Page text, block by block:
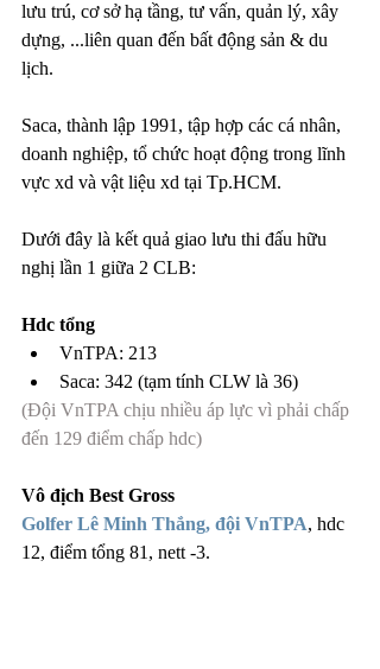
lưu trú, cơ sở hạ tầng, tư vấn, quản lý, xây
dựng, ...liên quan đến bất động sản & du
lịch.
Saca, thành lập 1991, tập hợp các cá nhân,
doanh nghiệp, tổ chức hoạt động trong lĩnh
vực xd và vật liệu xd tại Tp.HCM.
Dưới đây là kết quả giao lưu thi đấu hữu
nghị lần 1 giữa 2 CLB:
Hdc tổng
VnTPA: 213
Saca: 342 (tạm tính CLW là 36)
(Đội VnTPA chịu nhiều áp lực vì phải chấp
đến 129 điểm chấp hdc)
Vô địch Best Gross
Golfer Lê Minh Thắng, đội VnTPA, hdc
12, điểm tổng 81, nett -3.